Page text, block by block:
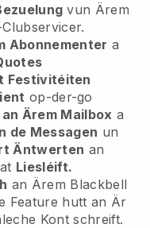
vun Ärem
Abonnementer a
Festivitéiten
op-der-go
Ärem Mailbox a
de Messagen un
Äntwerten an
Liesléift.
an Ärem Blackbell
Feature hutt an Är
Kont schreift.